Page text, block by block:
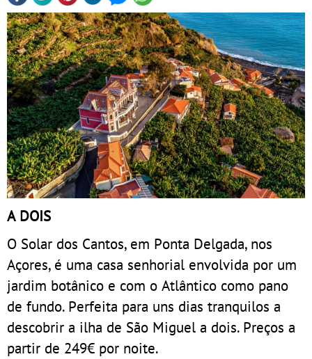
A DOIS
O Solar dos Cantos, em Ponta Delgada, nos
Açores, é uma casa senhorial envolvida por um
jardim botânico e com o Atlântico como pano
de fundo. Perfeita para uns dias tranquilos a
descobrir a ilha de São Miguel a dois. Preços a
partir de 249€ por noite.